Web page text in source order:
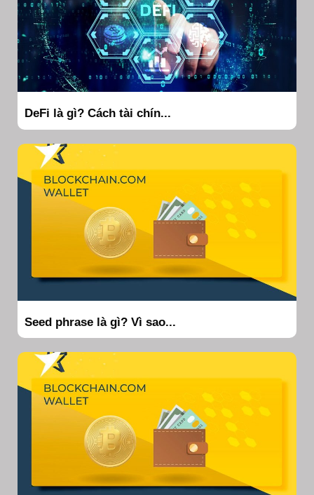
DeFi là gì? Cách tài chín...
Seed phrase là gì? Vì sao...